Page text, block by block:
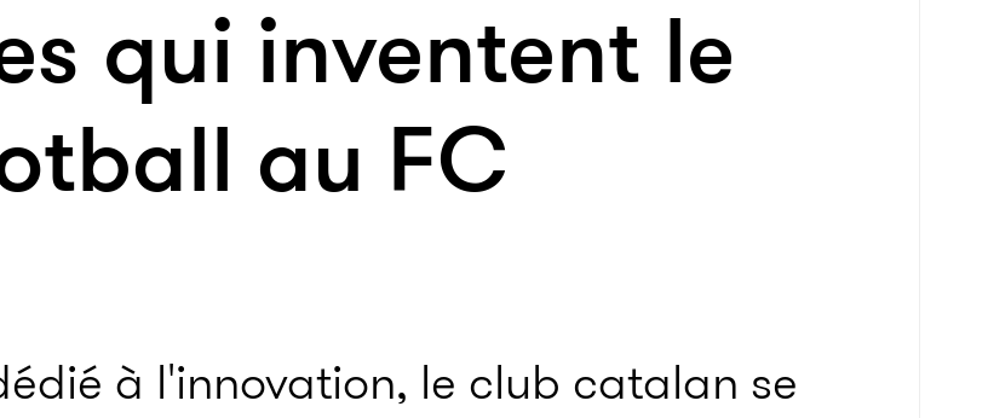
qui inventent le
au FC
à l'innovation, le club catalan se